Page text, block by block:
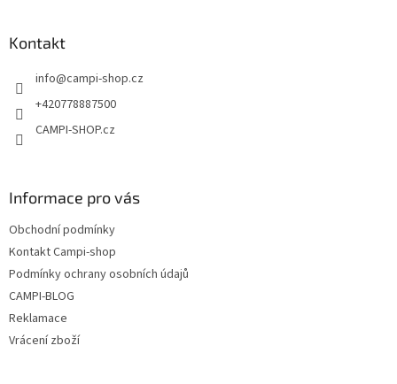
Kontakt
info@campi-shop.cz
+420778887500
CAMPI-SHOP.cz
Informace pro vás
Obchodní podmínky
Kontakt Campi-shop
Podmínky ochrany osobních údajů
CAMPI-BLOG
Reklamace
Vrácení zboží